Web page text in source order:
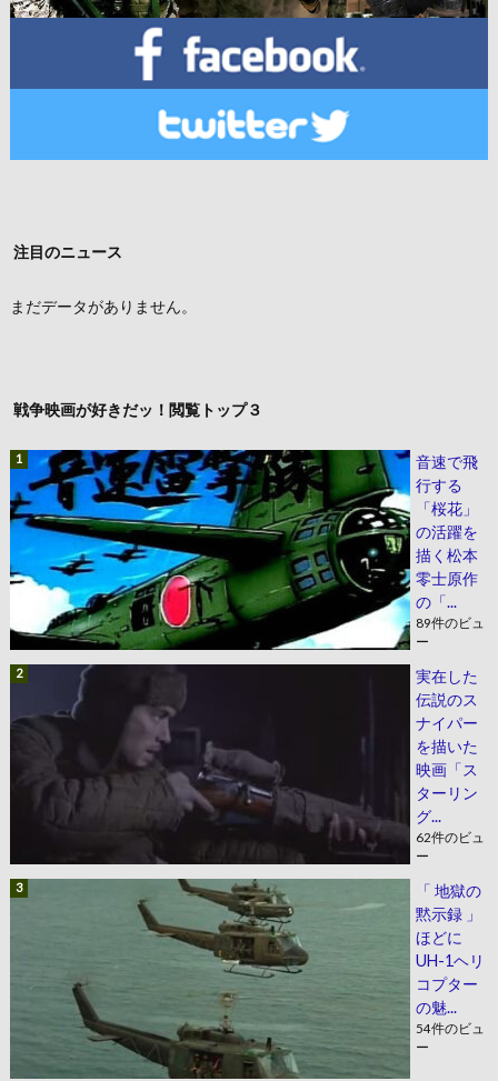
注目のニュース
まだデータがありません。
戦争映画が好きだッ！閲覧トップ３
音速で飛
行する
「桜花」
の活躍を
描く松本
零士原作
の「...
89件のビュ
ー
実在した
伝説のス
ナイパー
を描いた
映画「ス
ターリン
グ...
62件のビュ
ー
「 地獄の
黙示録 」
ほどに
UH-1ヘリ
コプター
の魅...
54件のビュ
ー